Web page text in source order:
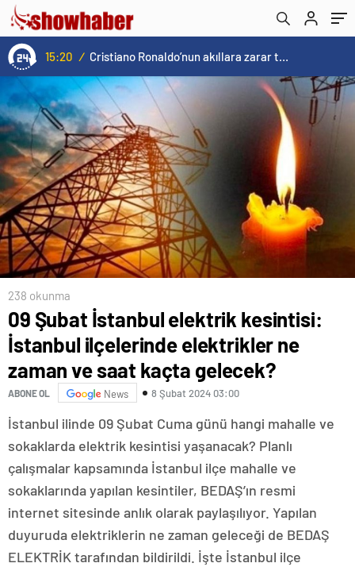
15:20 / Cristiano Ronaldo’nun akıllara zarar tüm kariyerinin istatistiğini çıkardık !
238 okunma
09 Şubat İstanbul elektrik kesintisi:
İstanbul ilçelerinde elektrikler ne
zaman ve saat kaçta gelecek?
ABONE OL News 8 Şubat 2024 03:00
İstanbul ilinde 09 Şubat Cuma günü hangi mahalle ve
sokaklarda elektrik kesintisi yaşanacak? Planlı
çalışmalar kapsamında İstanbul ilçe mahalle ve
sokaklarında yapılan kesintiler, BEDAŞ’ın resmi
internet sitesinde anlık olarak paylaşılıyor. Yapılan
duyuruda elektriklerin ne zaman geleceği de BEDAŞ
ELEKTRİK tarafından bildirildi. İşte İstanbul ilçe